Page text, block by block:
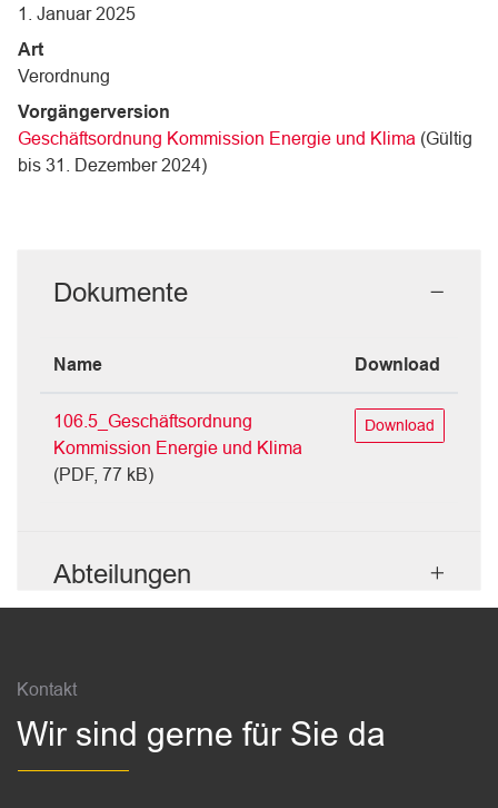
1. Januar 2025
Art
Verordnung
Vorgängerversion
Geschäftsordnung Kommission Energie und Klima (Gültig
bis 31. Dezember 2024)
Dokumente
Name Download
106.5_Geschäftsordnung
Kommission Energie und Klima
(PDF, 77 kB)
Download
Abteilungen
Kontakt
Wir sind gerne für Sie da